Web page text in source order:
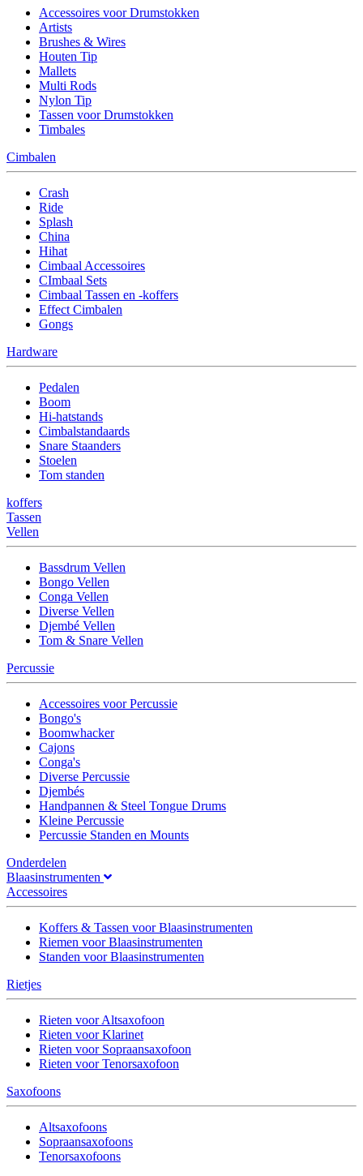
Accessoires voor Drumstokken
Artists
Brushes & Wires
Houten Tip
Mallets
Multi Rods
Nylon Tip
Tassen voor Drumstokken
Timbales
Cimbalen
Crash
Ride
Splash
China
Hihat
Cimbaal Accessoires
CImbaal Sets
Cimbaal Tassen en -koffers
Effect Cimbalen
Gongs
Hardware
Pedalen
Boom
Hi-hatstands
Cimbalstandaards
Snare Staanders
Stoelen
Tom standen
koffers
Tassen
Vellen
Bassdrum Vellen
Bongo Vellen
Conga Vellen
Diverse Vellen
Djembé Vellen
Tom & Snare Vellen
Percussie
Accessoires voor Percussie
Bongo's
Boomwhacker
Cajons
Conga's
Diverse Percussie
Djembés
Handpannen & Steel Tongue Drums
Kleine Percussie
Percussie Standen en Mounts
Onderdelen
Blaasinstrumenten
Accessoires
Koffers & Tassen voor Blaasinstrumenten
Riemen voor Blaasinstrumenten
Standen voor Blaasinstrumenten
Rietjes
Rieten voor Altsaxofoon
Rieten voor Klarinet
Rieten voor Sopraansaxofoon
Rieten voor Tenorsaxofoon
Saxofoons
Altsaxofoons
Sopraansaxofoons
Tenorsaxofoons